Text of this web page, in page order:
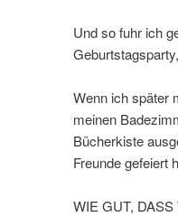
Und so fuhr ich
Wenn ich später
meinen
Bücherkiste
Freunde gefeiert
WIE GUT,